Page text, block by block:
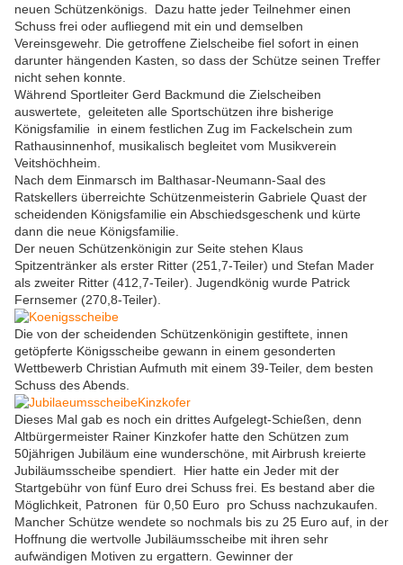
neuen Schützenkönigs. Dazu hatte jeder Teilnehmer einen
Schuss frei oder aufliegend mit ein und demselben
Vereinsgewehr. Die getroffene Zielscheibe fiel sofort in einen
darunter hängenden Kasten, so dass der Schütze seinen Treffer
nicht sehen konnte.
Während Sportleiter Gerd Backmund die Zielscheiben
auswertete, geleiteten alle Sportschützen ihre bisherige
Königsfamilie in einem festlichen Zug im Fackelschein zum
Rathausinnenhof, musikalisch begleitet vom Musikverein
Veitshöchheim.
Nach dem Einmarsch im Balthasar-Neumann-Saal des
Ratskellers überreichte Schützenmeisterin Gabriele Quast der
scheidenden Königsfamilie ein Abschiedsgeschenk und kürte
dann die neue Königsfamilie.
Der neuen Schützenkönigin zur Seite stehen Klaus
Spitzentränker als erster Ritter (251,7-Teiler) und Stefan Mader
als zweiter Ritter (412,7-Teiler). Jugendkönig wurde Patrick
Fernsemer (270,8-Teiler).
Die von der scheidenden Schützenkönigin gestiftete, innen
getöpferte Königsscheibe gewann in einem gesonderten
Wettbewerb Christian Aufmuth mit einem 39-Teiler, dem besten
Schuss des Abends.
Dieses Mal gab es noch ein drittes Aufgelegt-Schießen, denn
Altbürgermeister Rainer Kinzkofer hatte den Schützen zum
50jährigen Jubiläum eine wunderschöne, mit Airbrush kreierte
Jubiläumsscheibe spendiert. Hier hatte ein Jeder mit der
Startgebühr von fünf Euro drei Schuss frei. Es bestand aber die
Möglichkeit, Patronen für 0,50 Euro pro Schuss nachzukaufen.
Mancher Schütze wendete so nochmals bis zu 25 Euro auf, in der
Hoffnung die wertvolle Jubiläumsscheibe mit ihren sehr
aufwändigen Motiven zu ergattern. Gewinner der